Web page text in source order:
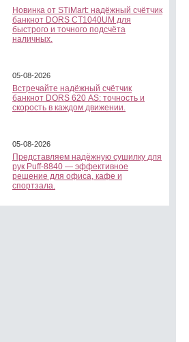
Новинка от STiMart: надёжный счётчик
банкнот DORS CT1040UM для
быстрого и точного подсчёта
наличных.
05-08-2026
Встречайте надёжный счётчик
банкнот DORS 620 АS: точность и
скорость в каждом движении.
05-08-2026
Представляем надёжную сушилку для
рук Puff-8840 — эффективное
решение для офиса, кафе и
спортзала.